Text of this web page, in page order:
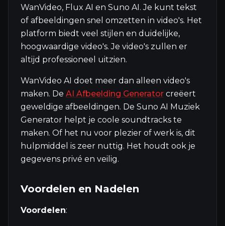
WanVideo, Flux AI en Suno AI. Je kunt tekst
of afbeeldingen snel omzetten in video's. Het
platform biedt veel stijlen en duidelijke,
hoogwaardige video's. Je video's zullen er
altijd professioneel uitzien.
WanVideo AI doet meer dan alleen video's
maken. De AI Afbeelding Generator creëert
geweldige afbeeldingen. De Suno AI Muziek
Generator helpt je coole soundtracks te
maken. Of het nu voor plezier of werk is, dit
hulpmiddel is zeer nuttig. Het houdt ook je
gegevens privé en veilig.
Voordelen en Nadelen
Voordelen: